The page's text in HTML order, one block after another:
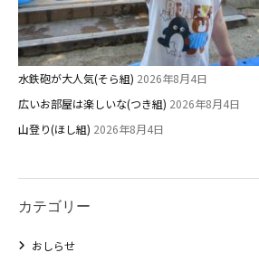
水鉄砲が大人気(そら組) 2026年8月4日
広いお部屋は楽しいな(つき組) 2026年8月4日
山登り(ほし組) 2026年8月4日
カテゴリー
おしらせ